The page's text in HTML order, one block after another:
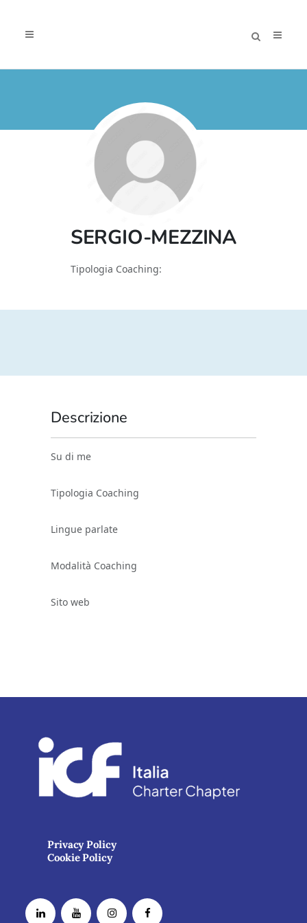
SERGIO-MEZZINA
Tipologia Coaching:
Descrizione
Su di me
Tipologia Coaching
Lingue parlate
Modalità Coaching
Sito web
Privacy Policy
Cookie Policy